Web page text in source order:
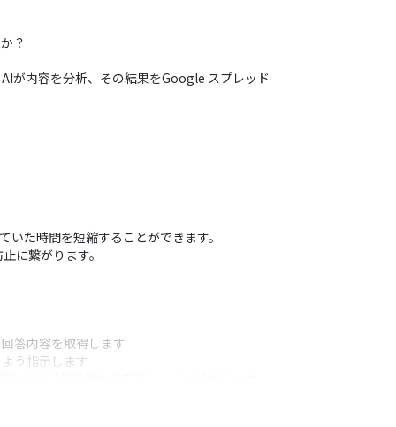
？
が内容を分析、その結果をGoogle スプレッド
た時間を短縮することができます。
に繋がります。
答内容を取得します
う指示します